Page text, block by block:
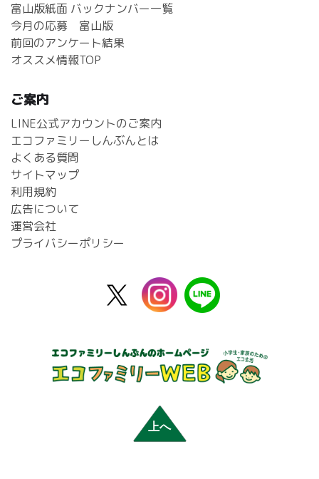
富山版紙面 バックナンバー一覧
今月の応募 富山版
前回のアンケート結果
オススメ情報TOP
ご案内
LINE公式アカウントのご案内
エコファミリーしんぶんとは
よくある質問
サイトマップ
利用規約
広告について
運営会社
プライバシーポリシー
instagram
上へ